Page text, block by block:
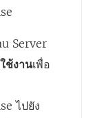
Server
ช้งานเพื่อ
ไปยัง